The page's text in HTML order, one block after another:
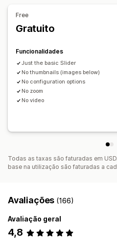
Free
Gratuito
Funcionalidades
Just the basic Slider
No thumbnails (images below)
No configuration options
No zoom
No video
Todas as taxas são faturadas em
base na utilização são faturadas a
Avaliações (166)
Avaliação geral
4,8